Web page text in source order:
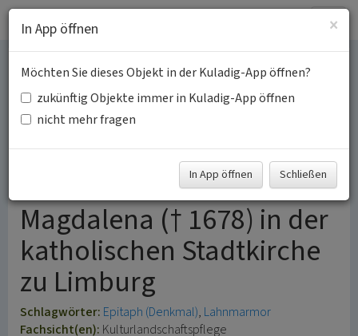
Epitaph für den Amtmann
Johann Peter von
Walderdorff († 1635) und
seine Frau Maria
Magdalena († 1678) in der
katholischen Stadtkirche
zu Limburg
Schlagwörter: Epitaph (Denkmal) Lahnmarmor
Fachsicht(en): Kulturlandschaftspflege
×
In App öffnen
Möchten Sie dieses Objekt in der Kuladig-App öffnen?
zukünftig Objekte immer in Kuladig-App öffnen
nicht mehr fragen
In App öffnen Schließen